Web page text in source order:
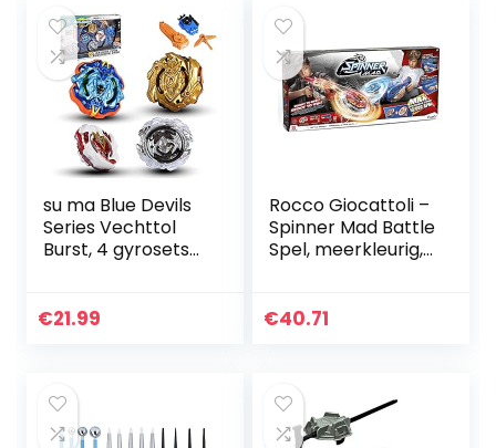
su ma Blue Devils
Series Vechttol
Burst, 4 gyrosets
poging speler,
€21.99
Rocco Giocattoli –
Spinner Mad Battle
Spel, meerkleurig,
€40.71